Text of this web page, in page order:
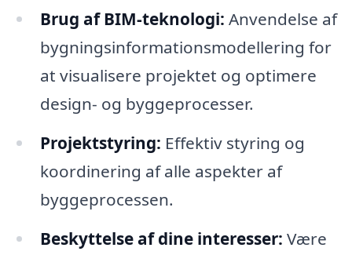
Brug af BIM-teknologi: Anvendelse af
bygningsinformationsmodellering for
at visualisere projektet og optimere
design- og byggeprocesser.
Projektstyring: Effektiv styring og
koordinering af alle aspekter af
byggeprocessen.
Beskyttelse af dine interesser: Være